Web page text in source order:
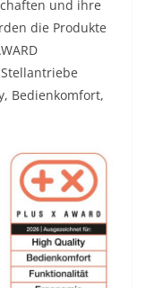
und ihre
die Produkte
Bedienkomfort,